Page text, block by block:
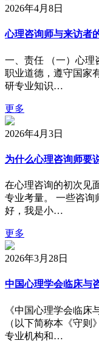
2026年4月8日
心理咨询师与来访者
一、责任 （一）心理
职业道德，遵守国家
研专业知识…
更多
2026年4月3日
为什么心理咨询师要
在心理咨询的初次见
专业考量。 一些咨询
好，我是小…
更多
2026年3月28日
中国心理学会临床与
《中国心理学会临床
（以下简称本《守
专业机构和…